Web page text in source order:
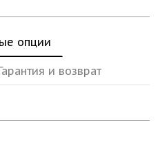
опции
и возврат